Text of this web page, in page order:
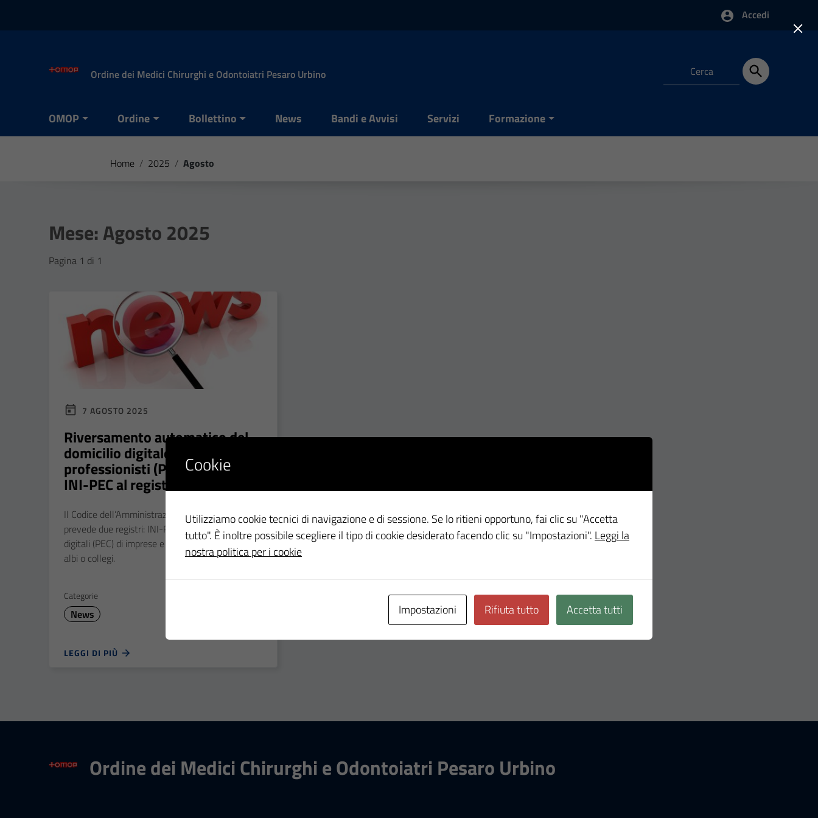
Accedi
Ordine dei Medici Chirurghi e Odontoiatri Pesaro Urbino
OMOP Ordine Bollettino News Bandi e Avvisi Servizi Formazione
Home / 2025 / Agosto
Mese:Agosto 2025
Pagina 1 di 1
7 AGOSTO 2025
Riversamento automatico del
domicilio digitale dei
professionisti (Pec) dal registro
INI-PEC al registro INAD
Il Codice dell’Amministrazione Digitale (CAD)
prevede due registri: INI-PEC: contiene i domicili
digitali (PEC) di imprese e professionisti iscritti ad
albi o collegi.
Categorie
News
LEGGI DI PIÙ
Ordine dei Medici Chirurghi e Odontoiatri Pesaro Urbino
×
Cookie
Utilizziamo cookie tecnici di navigazione e di sessione. Se lo ritieni opportuno, fai clic su "Accetta
tutto". È inoltre possibile scegliere il tipo di cookie desiderato facendo clic su "Impostazioni". Leggi la
nostra politica per i cookie
Impostazioni Rifiuta tutto Accetta tutti